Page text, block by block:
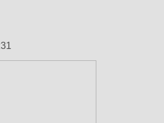
31